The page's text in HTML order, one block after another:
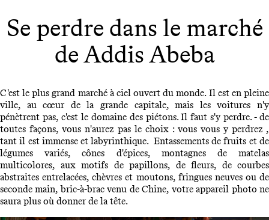
Se perdre dans le marché
de Addis Abeba
C'est le plus grand marché à ciel ouvert du monde. Il est en pleine
ville, au cœur de la grande capitale, mais les voitures n'y
pénètrent pas, c'est le domaine des piétons. Il faut s'y perdre. - de
toutes façons, vous n'aurez pas le choix : vous vous y perdrez ,
tant il est immense et labyrinthique. Entassements de fruits et de
légumes variés, cônes d'épices, montagnes de matelas
multicolores, aux motifs de papillons, de fleurs, de courbes
abstraites entrelacées, chèvres et moutons, fringues neuves ou de
seconde main, bric-à-brac venu de Chine, votre appareil photo ne
saura plus où donner de la tête.